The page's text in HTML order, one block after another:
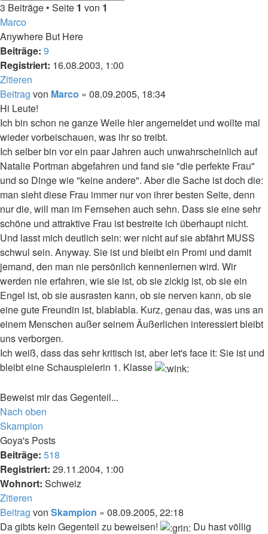
3 Beiträge • Seite 1 von 1
Marco
Anywhere But Here
Beiträge: 9
Registriert: 16.08.2003, 1:00
Zitieren
Beitrag von Marco » 08.09.2005, 18:34
Hi Leute!
Ich bin schon ne ganze Weile hier angemeldet und wollte mal
wieder vorbeischauen, was ihr so treibt.
Ich selber bin vor ein paar Jahren auch unwahrscheinlich auf
Natalie Portman abgefahren und fand sie "die perfekte Frau"
und so Dinge wie "keine andere". Aber die Sache ist doch die:
man sieht diese Frau immer nur von ihrer besten Seite, denn
nur die, will man im Fernsehen auch sehn. Dass sie eine sehr
schöne und attraktive Frau ist bestreite ich überhaupt nicht.
Und lasst mich deutlich sein: wer nicht auf sie abfährt MUSS
schwul sein. Anyway. Sie ist und bleibt ein Promi und damit
jemand, den man nie persönlich kennenlernen wird. Wir
werden nie erfahren, wie sie ist, ob sie zickig ist, ob sie ein
Engel ist, ob sie ausrasten kann, ob sie nerven kann, ob sie
eine gute Freundin ist, blablabla. Kurz, genau das, was uns an
einem Menschen außer seinem Äußerlichen interessiert bleibt
uns verborgen.
Ich weiß, dass das sehr kritisch ist, aber let's face it: Sie ist und
bleibt eine Schauspielerin 1. Klasse
Beweist mir das Gegenteil...
Nach oben
Skampion
Goya's Posts
Beiträge: 518
Registriert: 29.11.2004, 1:00
Wohnort: Schweiz
Zitieren
Beitrag von Skampion » 08.09.2005, 22:18
Da gibts kein Gegenteil zu beweisen!
Du hast völlig